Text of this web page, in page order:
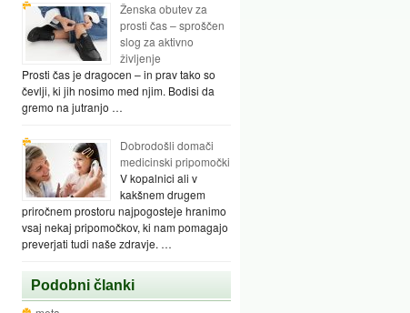
Ženska obutev za
prosti čas – sproščen
slog za aktivno
življenje
Prosti čas je dragocen – in prav tako so
čevlji, ki jih nosimo med njim. Bodisi da
gremo na jutranjo …
Dobrodošli domači
medicinski pripomočki
V kopalnici ali v
kakšnem drugem
priročnem prostoru najpogosteje hranimo
vsaj nekaj pripomočkov, ki nam pomagajo
preverjati tudi naše zdravje. …
Podobni članki